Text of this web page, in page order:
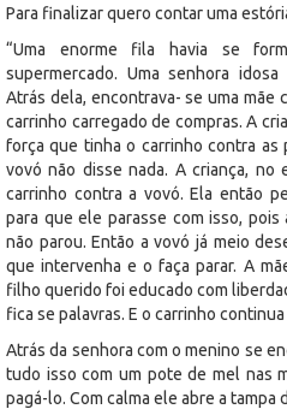
Para finalizar quero contar uma
“Uma enorme fila havia se
supermercado. Uma senhora
Atrás dela, encontrava- se uma mãe
carrinho carregado de compras. A
força que tinha o carrinho contra as
vovó não disse nada. A criança, no
carrinho contra a vovó. Ela então
para que ele parasse com isso, pois
não parou. Então a vovó já meio
que intervenha e o faça parar. A
filho querido foi educado com
fica se palavras. E o carrinho
Atrás da senhora com o menino se
tudo isso com um pote de mel nas
pagá-lo. Com calma ele abre a tampa